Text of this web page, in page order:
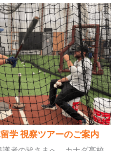
学 視察ツアーのご案内